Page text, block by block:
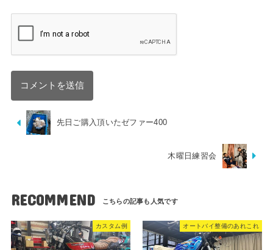
先日ご購入頂いたゼファー400
木曜日練習会
RECOMMEND
カスタム例 オートバイ整備のあれこれ